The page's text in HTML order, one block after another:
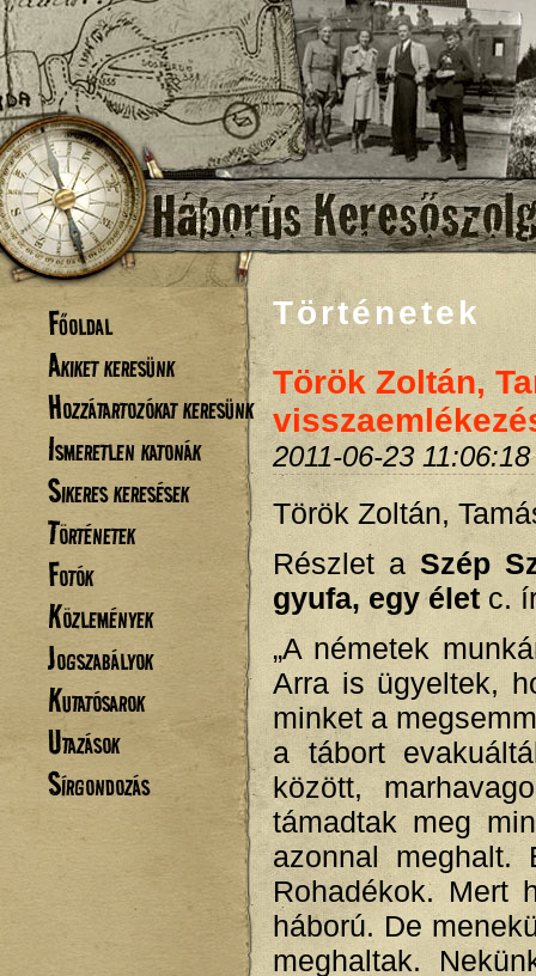
Főoldal
Akiket keresünk
Hozzátartozókat keresünk
Ismeretlen katonák
Sikeres keresések
Történetek
Fotók
Közlemények
Jogszabályok
Kutatósarok
Utazások
Sírgondozás
Történetek
Török Zoltán,
2011-06-23 11:06:18
Török Zoltán,
Részlet aSzép
gyufa, egy élet c.
„A németek
Arra is ügyeltek,
minket a
a tábort
között,
támadtak meg
azonnal meghalt.
Rohadékok. Mert
háború. De
meghaltak.